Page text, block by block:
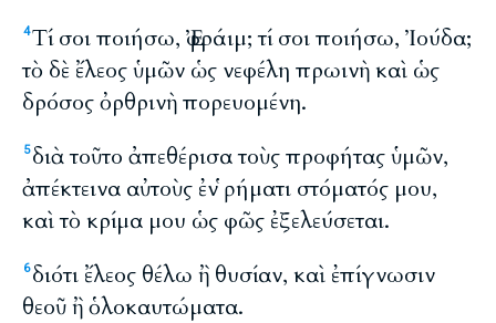
4Τί σοι ποιήσω, Ἐφράιμ; τί σοι ποιήσω, Ἰούδα;
τὸ δὲ ἔλεος ὑμῶν ὡς νεφέλη πρωινὴ καὶ ὡς
δρόσος ὀρθρινὴ πορευομένη.
5 διὰ τοῦτο ἀπεθέρισα τοὺς προφήτας ὑμῶν,
ἀπέκτεινα αὐτοὺς ἐν ῥήματι στόματός μου,
καὶ τὸ κρίμα μου ὡς φῶς ἐξελεύσεται.
6 διότι ἔλεος θέλω ἢ θυσίαν, καὶ ἐπίγνωσιν
θεοῦ ἢ ὁλοκαυτώματα.